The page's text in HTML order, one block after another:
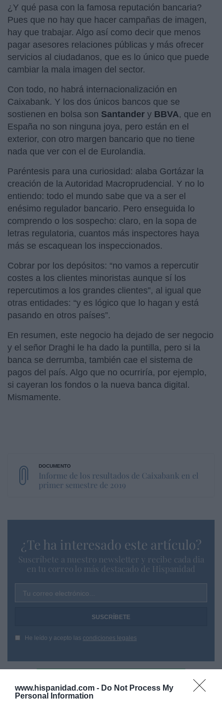
www.hispanidad.com - Do Not Process My
Personal Information
¿Y qué pasa con la famosa reputación bancaria?
Pues que no hay que hacer campañas de imagen,
hay que trabajar. Algo así como decir que menos
pagar asesores relaciones públicas y más ofrecer
servicios al ciudadanos, que es lo único que puede
cambiar la mala imagen del sector.
Con todo, no habrá internacionalización en
Caixabank. Y los dos únicos bancos que se
sostienen en bolsa son Santander y BBVA, que en
España no son ninguna joya, pero están en el
exterior, con otro margen bancario que no tiene
nada que ver con el de Eurolandia.
Paréntesis para una curiosidad: alaba Gortázar la
creación de la Autoridad Macroprudencial. Y no lo
entiendo: todo el mundo sabe que va a ser el
enésimo regulador bancario. Pero enseguida lo
comprendo o los sospecho: claro, en la sopa de
letras regulatoria, cuantos más inspectores haya
más se escaquean los inspeccionados.
Cobrar por los depósitos: “no vamos a repercutir
costes a los clientes minoristas aunque sí los
repercutimos a los grandes clientes”, al igual que
otras entidades: “y es lógico que lo hagan y está
pasando en otros países”.
En resumen, este negocio ha dejado de ser negocio
y el señor Draghi le ha dado la puntilla, pero si la
banca se derrumba, también cae el sistema de
pagos del país. Algo que no ocurriría, por ejemplo,
si cayeran los fondos o la nueva banca digital.
Mismamente.
Informe de los resultados de Caixabank en el
primer semestre de 2019
¿Te ha interesado este artículo?
Suscríbete a nuestro newsletter y recibe cada dia
en tu correo lo más destacado de Hispanidad
Tu correo electrónico...
He leído y acepto las condiciones legales